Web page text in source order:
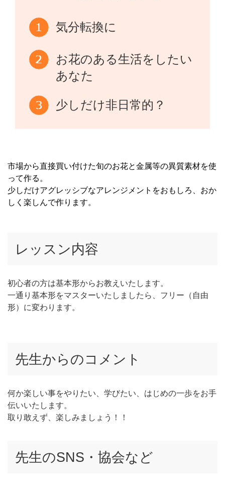
気分転換に
お花のある生活をしたい
あなた
少しだけ非日常的？
市場から直接買い付けた旬のお花と金属等の異質素材を使
って作る。
少しだけアグレッシブなアレンジメントをおもしろ、おか
しく楽しんで作ります。
レッスン内容
初心者の方は基本形からお教えいたします。
一通り基本形をマスターいたしましたら、フリー（自由
形）に変わります。
先生からのコメント
何か楽しい事をやりたい、学びたい、はじめの一歩をお手
伝いいたします。
取り敢えず、楽しみましょう！！
先生のSNS・協会など